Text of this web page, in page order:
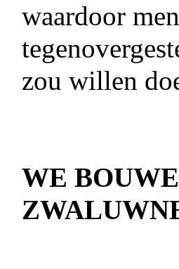
waardoor
zou willen
WE